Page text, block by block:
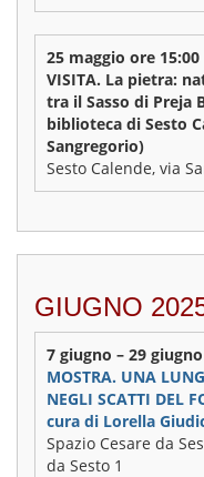
25 maggio ore 15:00
VISITA. La pietra:
tra il Sasso di Preja
biblioteca di Sesto
Sangregorio)
Sesto Calende, via
GIUGNO
7 giugno – 29 giugno
MOSTRA. UNA
NEGLI SCATTI DEL
cura di Lorella
Spazio Cesare da
da Sesto 1